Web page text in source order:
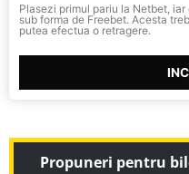
Plasezi primul pariu la Netbet,
sub forma de Freebet. Acesta
putea efectua o retragere.
Propuneri pentru